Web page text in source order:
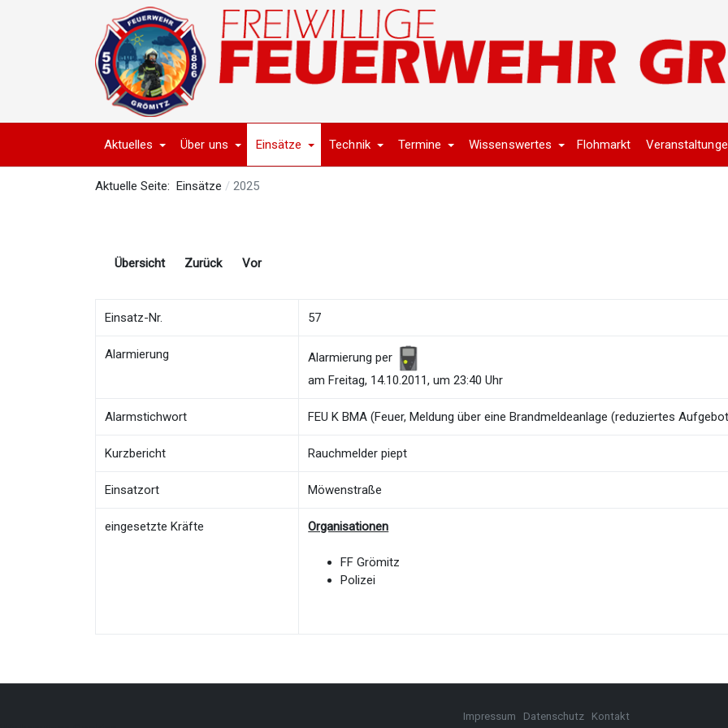
Aktuelles Über uns Einsätze Technik Termine Wissenswertes Flohmarkt
Aktuelle Seite: Einsätze 2025
Übersicht Zurück Vor
Einsatz-Nr. 57
Alarmierung
Alarmierung per
am Freitag, 14.10.2011, um 23:40 Uhr
Alarmstichwort FEU K BMA (Feuer, Meldung über eine Brandmeldeanlage (reduziertes
Kurzbericht Rauchmelder piept
Einsatzort Möwenstraße
eingesetzte Kräfte Organisationen
FF Grömitz
Polizei
Impressum Datenschutz Kontakt